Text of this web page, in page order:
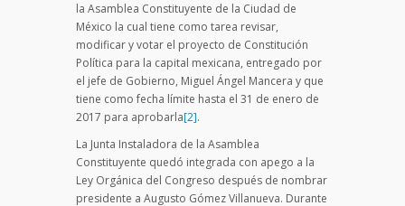
la Asamblea Constituyente de la Ciudad de
México la cual tiene como tarea revisar,
modificar y votar el proyecto de Constitución
Política para la capital mexicana, entregado por
el jefe de Gobierno, Miguel Ángel Mancera y que
tiene como fecha límite hasta el 31 de enero de
2017 para aprobarla[2].
La Junta Instaladora de la Asamblea
Constituyente quedó integrada con apego a la
Ley Orgánica del Congreso después de nombrar
presidente a Augusto Gómez Villanueva. Durante